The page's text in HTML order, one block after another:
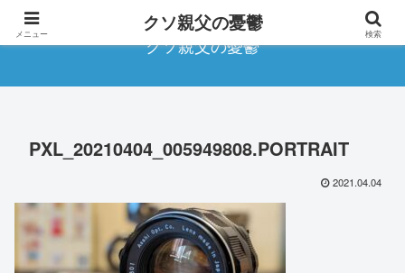
クソ親父の憂鬱
PXL_20210404_005949808.PORTRAIT
2021.04.04
メニュー クソ親父の憂鬱 検索